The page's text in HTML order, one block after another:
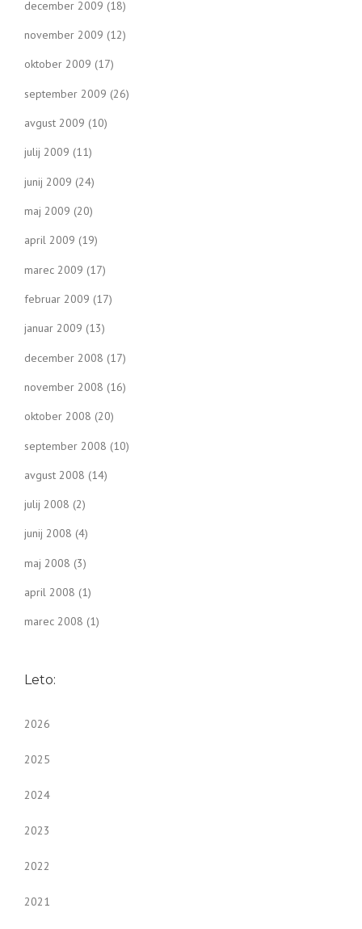
december 2009 (18)
november 2009 (12)
oktober 2009 (17)
september 2009 (26)
avgust 2009 (10)
julij 2009 (11)
junij 2009 (24)
maj 2009 (20)
april 2009 (19)
marec 2009 (17)
februar 2009 (17)
januar 2009 (13)
december 2008 (17)
november 2008 (16)
oktober 2008 (20)
september 2008 (10)
avgust 2008 (14)
julij 2008 (2)
junij 2008 (4)
maj 2008 (3)
april 2008 (1)
marec 2008 (1)
Leto:
2026
2025
2024
2023
2022
2021